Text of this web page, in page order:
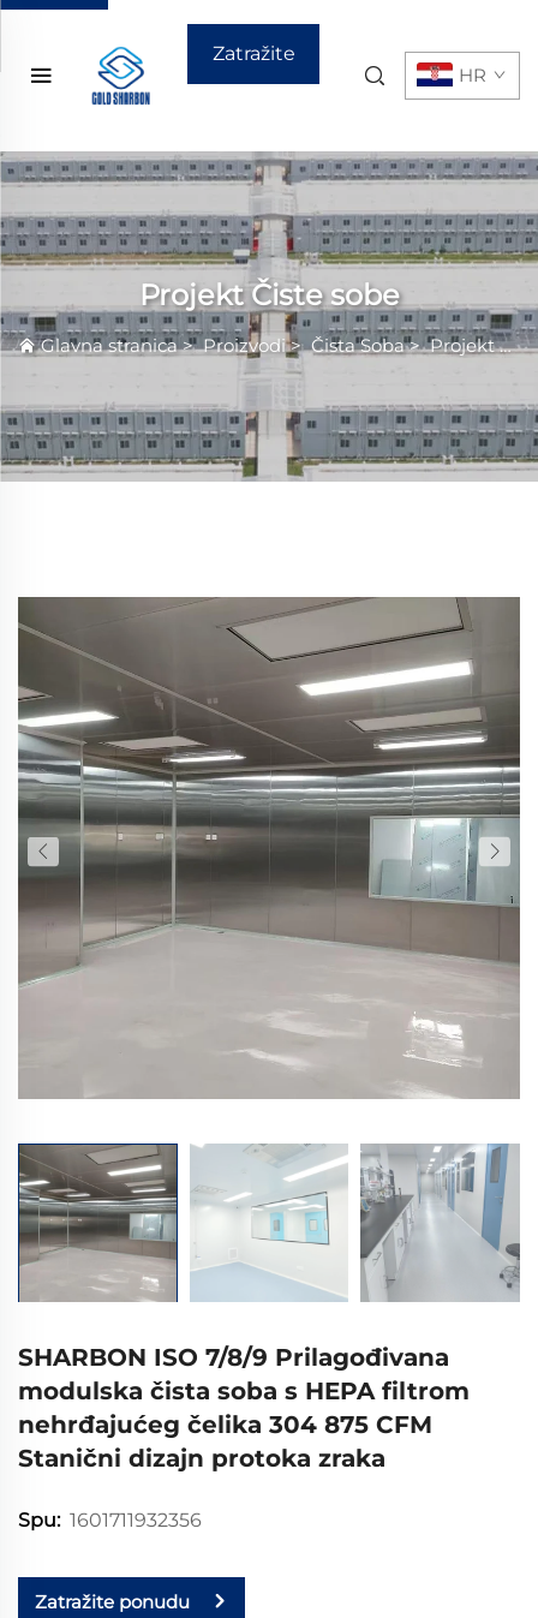
Zatražite
HR
Projekt Čiste sobe
Glavna stranica>Proizvodi>Čista Sobа>Projekt Čiste sobe
SHARBON ISO 7/8/9 Prilagođivana
modulska čista soba s HEPA filtrom
nehrđajućeg čelika 304 875 CFM
Stanični dizajn protoka zraka
Spu: 1601711932356
Zatražite ponudu